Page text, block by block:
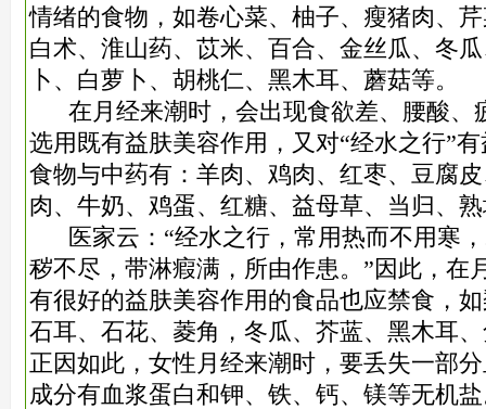
情绪的食物，如卷心菜、柚子、瘦猪肉、
白术、淮山药、苡米、百合、金丝瓜、冬
卜、白萝卜、胡桃仁、黑木耳、蘑菇等。
在月经来潮时，会出现食欲差、腰酸、
选用既有益肤美容作用，又对“经水之行”
食物与中药有：羊肉、鸡肉、红枣、豆腐
肉、牛奶、鸡蛋、红糖、益母草、当归、
医家云：“经水之行，常用热而不用寒
秽不尽，带淋瘕满，所由作患。”因此，在
有很好的益肤美容作用的食品也应禁食，
石耳、石花、菱角，冬瓜、芥蓝、黑木耳
正因如此，女性月经来潮时，要丢失一部
成分有血浆蛋白和钾、铁、钙、镁等无机